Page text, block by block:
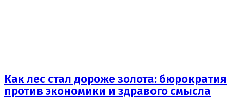
Как лес стал дороже золота: бюрократия
против экономики и здравого смысла